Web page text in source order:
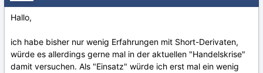
Hallo,
ich habe bisher nur wenig Erfahrungen mit Short-Derivaten,
würde es allerdings gerne mal in der aktuellen "Handelskrise"
damit versuchen. Als "Einsatz" würde ich erst mal ein wenig